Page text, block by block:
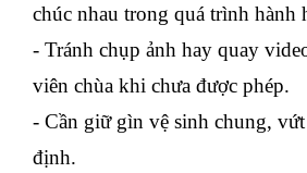
chúc nhau trong quá trình hành
- Tránh chụp ảnh hay quay
viên chùa khi chưa được phép.
- Cần giữ gìn vệ sinh chung,
định.